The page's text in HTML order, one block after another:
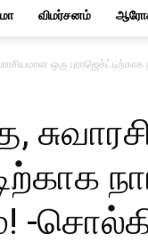
விமர்சனம்
ஒரு
-